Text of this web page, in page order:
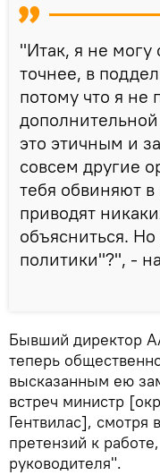
"Итак, я не могу
точнее, в
потому что я не
это этичным и
совсем другие
тебя обвиняют
приводят
объясниться.
политики"?", -
Бывший директор
теперь
высказанным ею
встреч министр
Гентвилас], смотря
претензий к
руководителя".